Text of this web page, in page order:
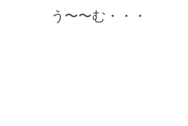
う〜〜む・・・